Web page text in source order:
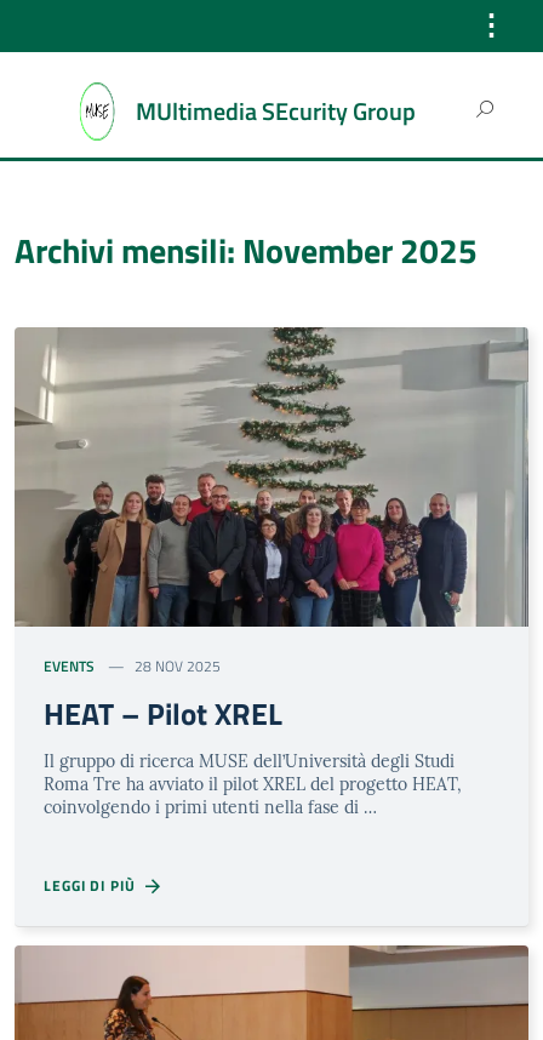
⋮
MUltimedia SEcurity Group
Archivi mensili: November 2025
EVENTS 28 NOV 2025
HEAT – Pilot XREL
Il gruppo di ricerca MUSE dell’Università degli Studi
Roma Tre ha avviato il pilot XREL del progetto HEAT,
coinvolgendo i primi utenti nella fase di …
LEGGI DI PIÙ